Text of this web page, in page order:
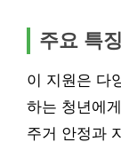
주요 특징
이 지원은 다
하는 청년에
주거 안정과